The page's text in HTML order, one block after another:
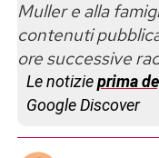
Muller e alla
contenuti
ore successive
Le notizieprima
Google Discover